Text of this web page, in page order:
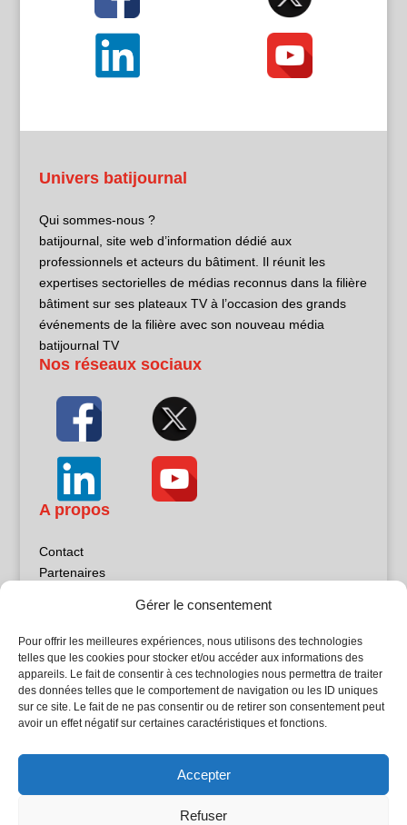
Gérer le consentement
Pour offrir les meilleures expériences, nous utilisons des technologies
telles que les cookies pour stocker et/ou accéder aux informations des
appareils. Le fait de consentir à ces technologies nous permettra de traiter
des données telles que le comportement de navigation ou les ID uniques
sur ce site. Le fait de ne pas consentir ou de retirer son consentement peut
avoir un effet négatif sur certaines caractéristiques et fonctions.
Accepter
Refuser
Univers batijournal
Qui sommes-nous ?
batijournal, site web d’information dédié aux
professionnels et acteurs du bâtiment. Il réunit les
expertises sectorielles de médias reconnus dans la filière
bâtiment sur ses plateaux TV à l’occasion des grands
événements de la filière avec son nouveau média
batijournal TV
Nos réseaux sociaux
A propos
Contact
Partenaires
Politique de confidentialité
Sites partenaires
5Façades
Atrium Patrimoine
L'Atelier Bois